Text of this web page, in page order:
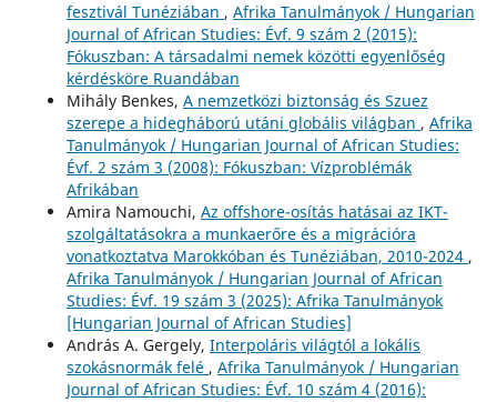
fesztivál Tunéziában , Afrika Tanulmányok / Hungarian
Journal of African Studies: Évf. 9 szám 2 (2015):
Fókuszban: A társadalmi nemek közötti egyenlőség
kérdésköre Ruandában
Mihály Benkes, A nemzetközi biztonság és Szuez
szerepe a hidegháború utáni globális világban , Afrika
Tanulmányok / Hungarian Journal of African Studies:
Évf. 2 szám 3 (2008): Fókuszban: Vízproblémák
Afrikában
Amira Namouchi, Az offshore-osítás hatásai az IKT-
szolgáltatásokra a munkaerőre és a migrációra
vonatkoztatva Marokkóban és Tunéziában, 2010-2024 ,
Afrika Tanulmányok / Hungarian Journal of African
Studies: Évf. 19 szám 3 (2025): Afrika Tanulmányok
[Hungarian Journal of African Studies]
András A. Gergely, Interpoláris világtól a lokális
szokásnormák felé , Afrika Tanulmányok / Hungarian
Journal of African Studies: Évf. 10 szám 4 (2016):